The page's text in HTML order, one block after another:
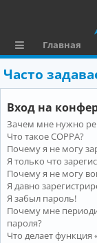
ы
л
к
и
Главная
Часто
Вход на
Зачем мне нужно
Что такое COPPA?
Почему я не могу
Я только что
Почему я не могу
Я давно
Я забыл пароль!
Почему мне
пароля?
Что делает функция